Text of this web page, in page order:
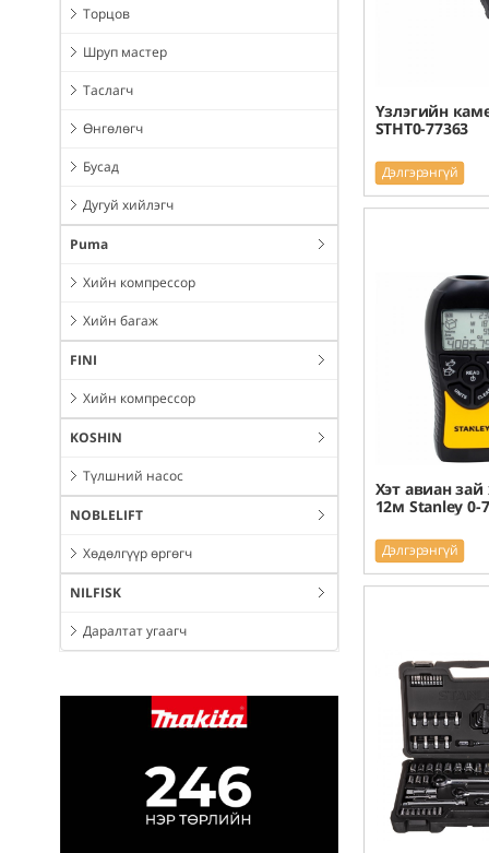
Торцов
Шруп мастер
Таслагч
Өнгөлөгч
Бусад
Дугуй хийлэгч
Puma
Хийн компрессор
Хийн багаж
FINI
Хийн компрессор
KOSHIN
Түлшний насос
NOBLELIFT
Хөдөлгүүр өргөгч
NILFISK
Даралтат угаагч
Үзлэгийн
STHT0-77363
Дэлгэрэнгүй
Хэт авиан
12м Stanley 0-
Дэлгэрэнгүй